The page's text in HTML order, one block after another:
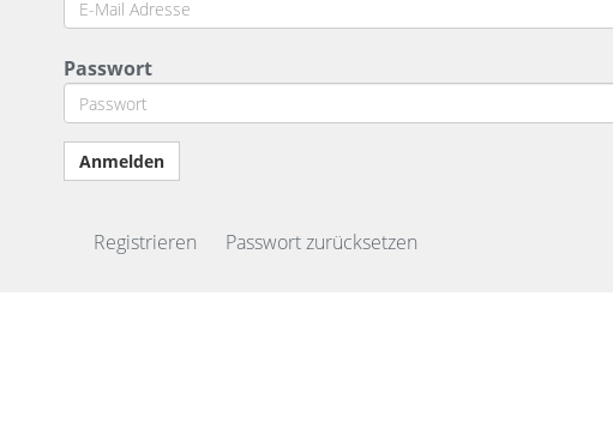
Passwort
Anmelden
Registrieren Passwort zurücksetzen